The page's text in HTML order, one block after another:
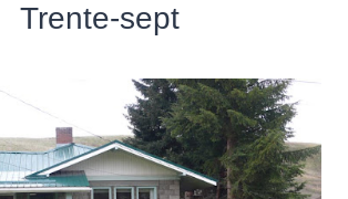
Trente-sept